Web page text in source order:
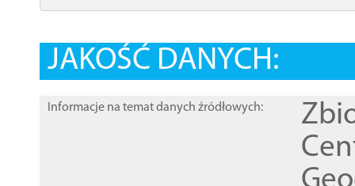
JAKOŚĆ DANYCH:
Informacje na temat danych źródłowych: